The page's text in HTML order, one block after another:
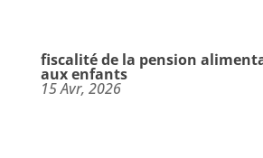
fiscalité de la pension
aux enfants
15 Avr, 2026